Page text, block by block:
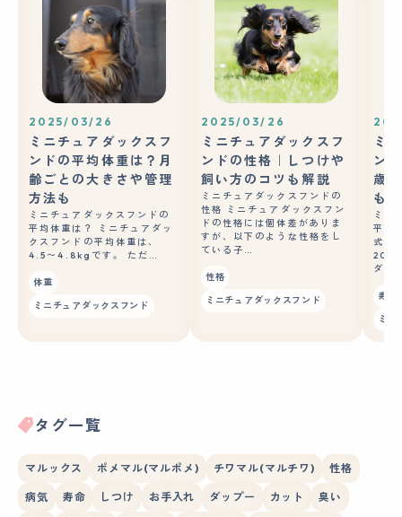
2025/03/26
ミニチュアダックスフ
ンドの平均体重は？月
齢ごとの大きさや管理
方法も
ミニチュアダックスフンドの
平均体重は？ ミニチュアダッ
クスフンドの平均体重は、
4.5〜4.8kgです。 ただ…
体重
ミニチュアダックスフンド
2025/03/26
ミニチュアダックスフ
ンドの性格｜しつけや
飼い方のコツも解説
ミニチュアダックスフンドの
性格 ミニチュアダックスフン
ドの性格には個体差がありま
すが、以下のような性格をし
ている子…
性格
ミニチュアダックスフンド
ミ
ン
歳
も
ミニ
平均
式会
2023
ダッ
寿命
ミニ
タグ一覧
マルックス ポメマル(マルポメ) チワマル(マルチワ) 性格
病気 寿命 しつけ お手入れ ダップー カット 臭い